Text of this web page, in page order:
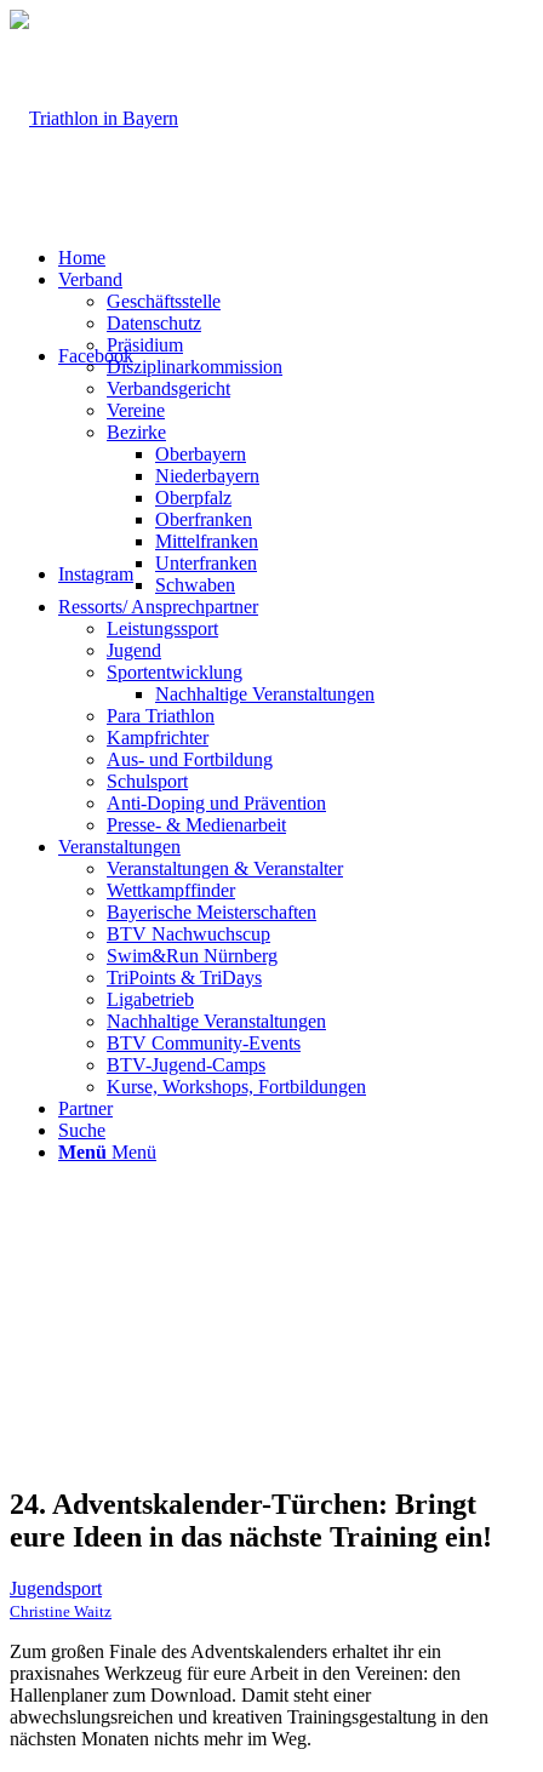
Facebook
Instagram
Home
Verband
Geschäftsstelle
Datenschutz
Präsidium
Disziplinarkommission
Verbandsgericht
Vereine
Bezirke
Oberbayern
Niederbayern
Oberpfalz
Oberfranken
Mittelfranken
Unterfranken
Schwaben
Ressorts/ Ansprechpartner
Leistungssport
Jugend
Sportentwicklung
Nachhaltige Veranstaltungen
Para Triathlon
Kampfrichter
Aus- und Fortbildung
Schulsport
Anti-Doping und Prävention
Presse- & Medienarbeit
Veranstaltungen
Veranstaltungen & Veranstalter
Wettkampffinder
Bayerische Meisterschaften
BTV Nachwuchscup
Swim&Run Nürnberg
TriPoints & TriDays
Ligabetrieb
Nachhaltige Veranstaltungen
BTV Community-Events
BTV-Jugend-Camps
Kurse, Workshops, Fortbildungen
Partner
Suche
Menü Menü
24. Adventskalender-Türchen: Bringt
eure Ideen in das nächste Training ein!
Jugendsport
Christine Waitz
Zum großen Finale des Adventskalenders erhaltet ihr ein
praxisnahes Werkzeug für eure Arbeit in den Vereinen: den
Hallenplaner zum Download. Damit steht einer
abwechslungsreichen und kreativen Trainingsgestaltung in den
nächsten Monaten nichts mehr im Weg.